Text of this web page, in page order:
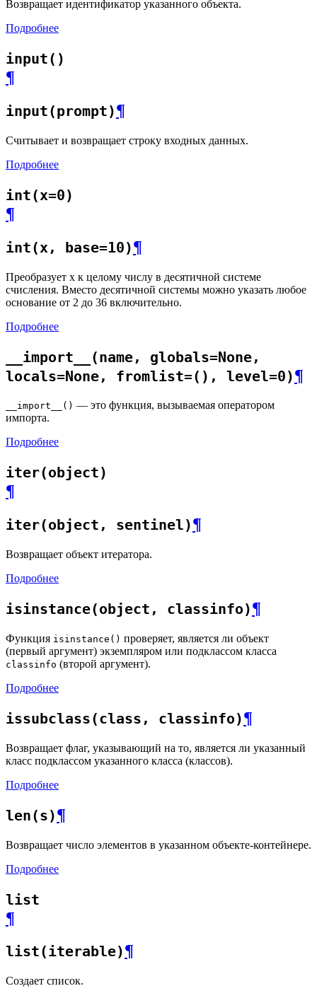
Возвращает идентификатор указанного объекта.
Подробнее
input()
¶
input(prompt)¶
Считывает и возвращает строку входных данных.
Подробнее
int(x=0)
¶
int(x, base=10)¶
Преобразует x к целому числу в десятичной системе
счисления. Вместо десятичной системы можно указать любое
основание от 2 до 36 включительно.
Подробнее
__import__(name, globals=None,
locals=None, fromlist=(), level=0)¶
__import__() — это функция, вызываемая оператором
импорта.
Подробнее
iter(object)
¶
iter(object, sentinel)¶
Возвращает объект итератора.
Подробнее
isinstance(object, classinfo)¶
Функция isinstance() проверяет, является ли объект
(первый аргумент) экземпляром или подклассом класса
classinfo (второй аргумент).
Подробнее
issubclass(class, classinfo)¶
Возвращает флаг, указывающий на то, является ли указанный
класс подклассом указанного класса (классов).
Подробнее
len(s)¶
Возвращает число элементов в указанном объекте-контейнере.
Подробнее
list
¶
list(iterable)¶
Создает список.